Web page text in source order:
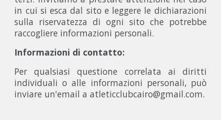
in cui si esca dal sito e leggere le dichiarazioni
sulla riservatezza di ogni sito che potrebbe
raccogliere informazioni personali.
Informazioni di contatto:
Per qualsiasi questione correlata ai diritti
individuali o alle informazioni personali, può
inviare un'email a atleticclubcairo@gmail.com.